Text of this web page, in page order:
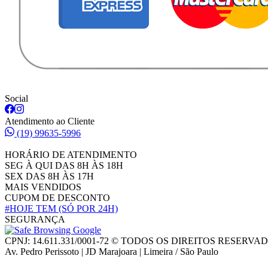
Social
Atendimento ao Cliente
(19) 99635-5996
HORÁRIO DE ATENDIMENTO
SEG À QUI DAS 8H ÀS 18H
SEX DAS 8H ÀS 17H
MAIS VENDIDOS
CUPOM DE DESCONTO
#HOJE TEM (SÓ POR 24H)
SEGURANÇA
CPNJ: 14.611.331/0001-72 © TODOS OS DIREITOS
Av. Pedro Perissoto | JD Marajoara | Limeira / São Paulo